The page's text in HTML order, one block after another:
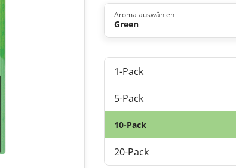
Aroma auswählen
Green
1-Pack
5-Pack
10-Pack
20-Pack